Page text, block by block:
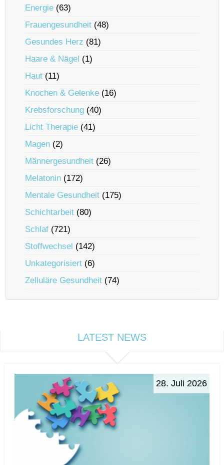
Energie (63)
Frauengesundheit (48)
Gesundes Herz (81)
Haare & Nägel (1)
Haut (11)
Knochen & Gelenke (16)
Krebsforschung (40)
Licht Therapie (41)
Magen (2)
Männergesundheit (26)
Melatonin (172)
Mentale Gesundheit (175)
Schichtarbeit (80)
Schlaf (721)
Stoffwechsel (142)
Unkategorisiert (6)
Zelluläre Gesundheit (74)
LATEST NEWS
28. Juli 2026